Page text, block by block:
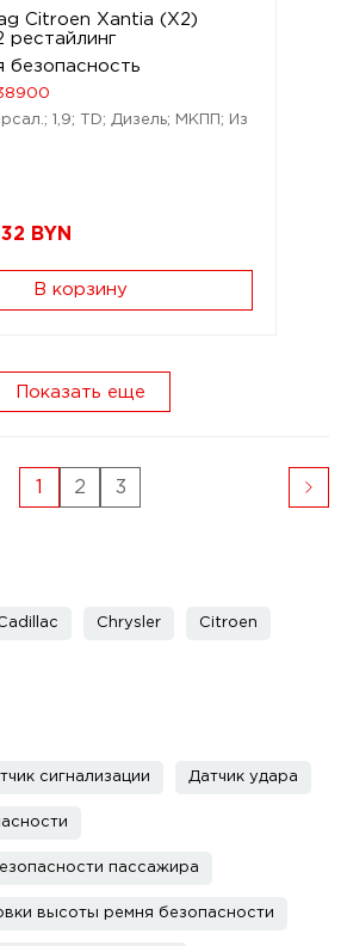
Citroen Xantia (X2)
рестайлинг
безопасность
1,9; TD; Дизель; МКПП; Из
32 BYN
В корзину
Показать еще
1 2 3
Chrysler Citroen
сигнализации Датчик удара
пассажира
высоты ремня безопасности